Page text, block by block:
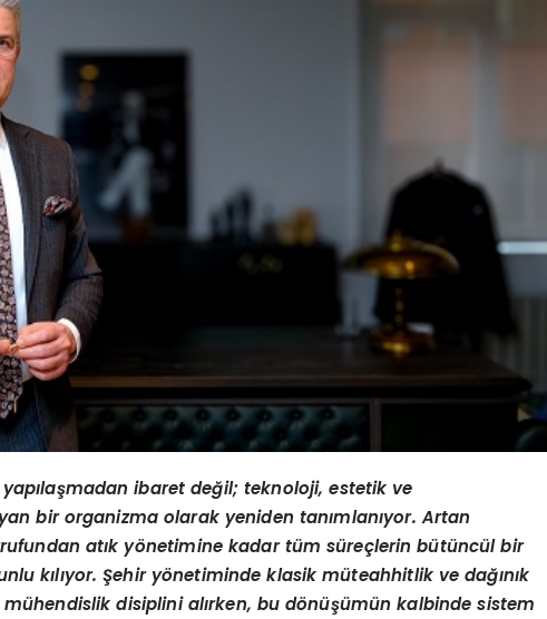
ibaret değil; teknoloji, estetik ve
bir organizma olarak yeniden tanımlanıyor. Artan
atık yönetimine kadar tüm süreçlerin bütüncül bir
kılıyor. Şehir yönetiminde klasik müteahhitlik ve dağınık
disiplini alırken, bu dönüşümün kalbinde sistem